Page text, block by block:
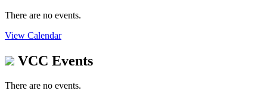
There are no events.
View Calendar
VCC Events
There are no events.